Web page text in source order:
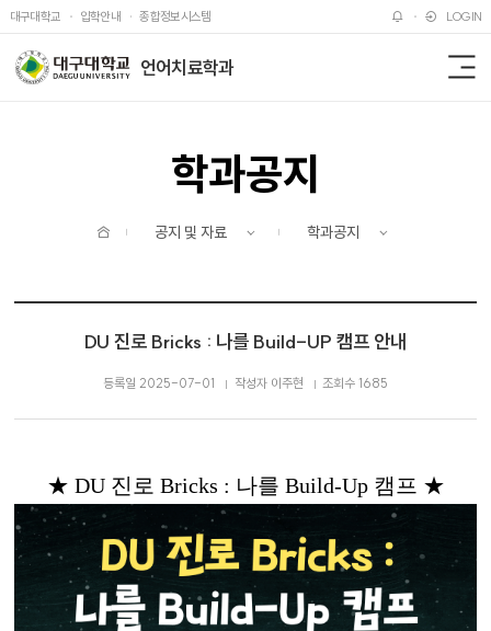
본문 바로가기
주메뉴 바로가기
대구대학교 입학안내 종합정보시스템 LOGIN
언어치료학과
학과공지
공지 및 자료 학과공지
DU 진로 Bricks : 나를 Build-UP 캠프 안내
등록일 2025-07-01 작성자 이주현 조회수 1685
★ DU 진로 Bricks : 나를 Build-Up 캠프 ★